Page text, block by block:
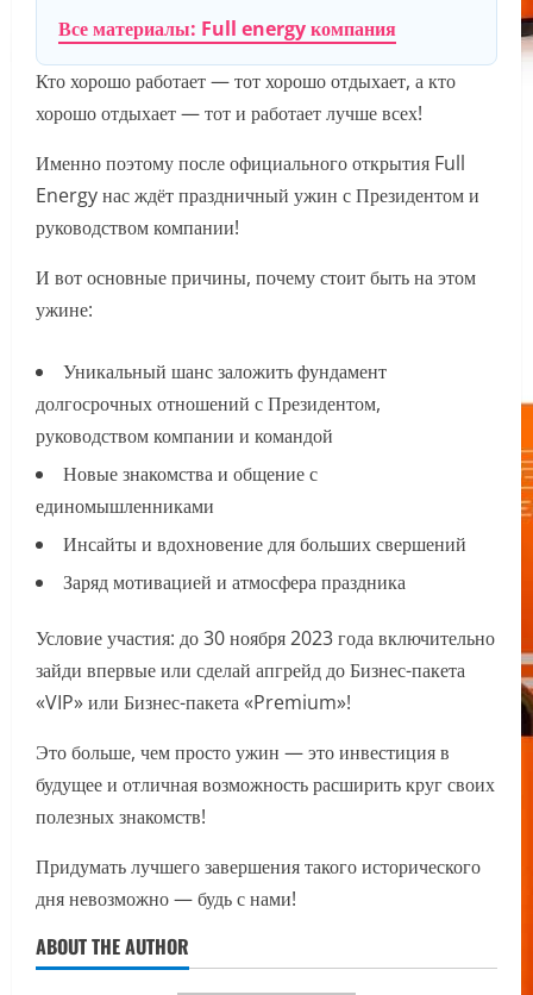
Все материалы: Full energy компания
Кто хорошо работает — тот хорошо отдыхает, а кто
хорошо отдыхает — тот и работает лучше всех!
Именно поэтому после официального открытия Full
Energy нас ждёт праздничный ужин с Президентом и
руководством компании!
И вот основные причины, почему стоит быть на этом
ужине:
Уникальный шанс заложить фундамент
долгосрочных отношений с Президентом,
руководством компании и командой
Новые знакомства и общение с
единомышленниками
Инсайты и вдохновение для больших свершений
Заряд мотивацией и атмосфера праздника
Условие участия: до 30 ноября 2023 года включительно
зайди впервые или сделай апгрейд до Бизнес-пакета
«VIP» или Бизнес-пакета «Premium»!
Это больше, чем просто ужин — это инвестиция в
будущее и отличная возможность расширить круг своих
полезных знакомств!
Придумать лучшего завершения такого исторического
дня невозможно — будь с нами!
ABOUT THE AUTHOR